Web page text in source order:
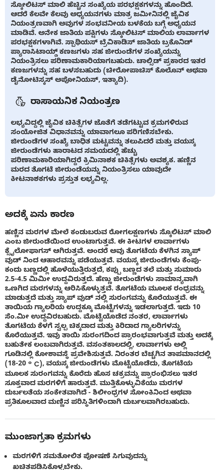
ಸ್ಕೋಲಿಟಸ್ ಮಾಲಿ ಹೆಚ್ಚಿನ ಸಂಖ್ಯೆಯ ಪರಭಕ್ಷಕಗಳನ್ನು ಹೊಂದಿದೆ.
ಆದರೆ ಕೆಲವೇ ಕೆಲವು ಅಧ್ಯಯನಗಳು ಮಾತ್ರ ಜಮೀನಿನಲ್ಲಿ ಜೈವಿಕ
ನಿಯಂತ್ರಣವಾಗಿ ಅವುಗಳ ಸಂಭವನೀಯ ಬಳಕೆಯ ಬಗ್ಗೆ ಅಧ್ಯಯನ
ಮಾಡಿವೆ. ಅನೇಕ ಜಾತಿಯ ಪಕ್ಷಿಗಳು ಸ್ಕೋಲಿಟಸ್ ಮಾಲಿಯ ಲಾರ್ವಾಗಳ
ಪರಭಕ್ಷಕಗಳಾಗಿವೆ. ಸ್ಪಾಥಿಯಸ್ ಬ್ರೆವಿಕಾಡಿಸ್ ಜಾತಿಯ ಬ್ರಕೊನಿಡ್
ಪ್ಯಾರಾಸಿಟಾಯ್ಡ್ ಕಣಜಗಳು ಸಹ ಜೀರುಂಡೆಗಳ ಸಂಖ್ಯೆಯನ್ನು
ನಿಯಂತ್ರಿಸಲು ಪರಿಣಾಮಕಾರಿಯಾಗಬಹುದು. ಚಾಲ್ಸಿಡ್ ಪ್ರಕಾರದ ಇತರ
ಕಣಜಗಳನ್ನು ಸಹ ಬಳಸಬಹುದು (ಚೀರೋಪಾಚಿಸ್ ಕೊಲೊನ್ ಅಥವಾ
ಡೈನೋಟಿಸ್ಕಸ್ ಅಪೋನಿಯಸ್, ಇತ್ಯಾದಿ).
ರಾಸಾಯನಿಕ ನಿಯಂತ್ರಣ
ಲಭ್ಯವಿದ್ದಲ್ಲಿ ಜೈವಿಕ ಚಿಕಿತ್ಸೆಗಳ ಜೊತೆಗೆ ತಡೆಗಟ್ಟುವ ಕ್ರಮಗಳಿರುವ
ಸಂಯೋಜಿತ ವಿಧಾನವನ್ನು ಯಾವಾಗಲೂ ಪರಿಗಣಿಸಬೇಕು.
ಜೀರುಂಡೆಗಳ ಸಂಖ್ಯೆ ಬಾಧಿತ ಮಟ್ಟವನ್ನು ತಲುಪಿದರೆ ಮತ್ತು ವಯಸ್ಕ
ಜೀರುಂಡೆಗಳು ಹಾರಾಟದ ಸಮಯದಲ್ಲಿ ಹೆಚ್ಚು
ಪರಿಣಾಮಕಾರಿಯಾಗಿದ್ದರೆ ಕ್ರಿಮಿನಾಶಕ ಚಿಕಿತ್ಸೆಗಳು ಅವಶ್ಯಕ. ಹಣ್ಣಿನ
ಮರದ ತೊಗಟೆ ಜೀರುಂಡೆಯನ್ನು ನಿಯಂತ್ರಿಸಲು ಯಾವುದೇ
ಕೀಟನಾಶಕಗಳು ಪ್ರಸ್ತುತ ಲಭ್ಯವಿಲ್ಲ.
ಅದಕ್ಕೆ ಏನು ಕಾರಣ
ಹಣ್ಣಿನ ಮರಗಳ ಮೇಲೆ ಕಂಡುಬರುವ ರೋಗಲಕ್ಷಣಗಳು ಸ್ಕೊಲಿಟಸ್ ಮಾಲಿ
ಎಂಬ ಜೀರುಂಡೆಯಿಂದ ಉಂಟಾಗುತ್ತವೆ. ಈ ಕೀಟಗಳ ಲಾರ್ವಾಗಳು
ಕ್ಸೈಲೋಫಾಗಸ್ ಆಗಿರುತ್ತವೆ. ಅಂದರೆ ಅವು ತೊಗಟೆಯ ಕೆಳಗಿನ ಸ್ಯಾಪ್
ವುಡ್ ನಿಂದ ಆಹಾರವನ್ನು ಪಡೆಯುತ್ತವೆ. ವಯಸ್ಕ ಜೀರುಂಡೆಗಳು ಕೆಂಪು-
ಕಂದು ಬಣ್ಣದಲ್ಲಿ ಹೊಳೆಯುತ್ತಿರುತ್ತದೆ, ಕಪ್ಪು ಬಣ್ಣದ ತಲೆ ಮತ್ತು ಸುಮಾರು
2.5-4.5 ಮಿಮೀ ಉದ್ದವಿರುತ್ತದೆ. ಹೆಣ್ಣು ಜೀರುಂಡೆಗಳು ಸಾಮಾನ್ಯವಾಗಿ
ಒಣಗಿದ ಮರಗಳನ್ನು ಆರಿಸಿಕೊಳ್ಳುತ್ತವೆ. ತೊಗಟೆಯ ಮೂಲಕ ರಂಧ್ರವನ್ನು
ಮಾಡುತ್ತದೆ ಮತ್ತು ಸ್ಯಾಪ್ ವುಡ್ ನಲ್ಲಿ ಸುರಂಗವನ್ನು ಕೊರೆಯುತ್ತವೆ. ಈ
ತಾಯಿಯ ಗ್ಯಾಲರಿಯ ಉದ್ದಕ್ಕೂ ಮೊಟ್ಟೆಗಳನ್ನು ಇಡಲಾಗುತ್ತದೆ. ಇದು 10
ಸೆಂ.ಮೀ ಉದ್ದವಿರಬಹುದು. ಮೊಟ್ಟೆಯೊಡೆದ ನಂತರ, ಲಾರ್ವಾಗಳು
ತೊಗಟೆಯ ಕೆಳಗೆ ಸ್ವಲ್ಪ ಚಿಕ್ಕದಾದ ಮತ್ತು ಕಿರಿದಾದ ಗ್ಯಾಲರಿಗಳನ್ನು
ಕೊರೆಯುತ್ತವೆ. ಇವು ತಾಯಿ ಸುರಂಗದಿಂದ ಪ್ರಾರಂಭವಾಗುತ್ತವೆ ಮತ್ತು ಅದಕ್ಕೆ
ಬಹುತೇಕ ಲಂಬವಾಗಿರುತ್ತವೆ. ವಸಂತಕಾಲದಲ್ಲಿ, ಲಾರ್ವಾಗಳು ಅಲ್ಲಿ
ಗೂಡಿನಲ್ಲಿ ಕೋಶಾವಸ್ಥೆ ಪ್ರವೇಶಿಸುತ್ತವೆ. ನಿರಂತರ ಬೆಚ್ಚಗಿನ ತಾಪಮಾನದಲ್ಲಿ
(18-20 ° C), ವಯಸ್ಕ ಜೀರುಂಡೆಗಳು ಮೊಟ್ಟೆಯೊಡೆದು, ತೊಗಟೆಯ
ಮೂಲಕ ಸುರಂಗವನ್ನು ಕೊರೆದು ಹೊಸ ಚಕ್ರವನ್ನು ಪ್ರಾರಂಭಿಸಲು ಇತರ
ಸೂಕ್ತವಾದ ಮರಗಳಿಗೆ ಹಾರುತ್ತವೆ. ಮುತ್ತಿಕೊಳ್ಳುವಿಕೆಯು ಮರಗಳ
ದುರ್ಬಲತೆಯ ಸಂಕೇತವಾಗಿದೆ - ಶಿಲೀಂಧ್ರಗಳ ಸೋಂಕಿನಿಂದ ಅಥವಾ
ಪ್ರತಿಕೂಲವಾದ ಮಣ್ಣಿನ ಪರಿಸ್ಥಿತಿಗಳಿಂದಾಗಿ ದುರ್ಬಲವಾಗಿರಬಹುದು.
ಮುಂಜಾಗ್ರತಾ ಕ್ರಮಗಳು
ಮರಗಳಿಗೆ ಸಮತೋಲಿತ ಪೋಷಣೆ ಸಿಗುವುದನ್ನು
ಖಚಿತಪಡಿಸಿಕೊಳ್ಳಬೇಕು.